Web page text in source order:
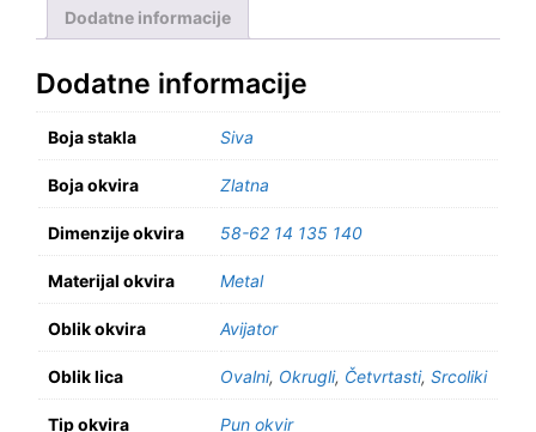
Dodatne informacije
Dodatne informacije
Boja stakla Siva
Boja okvira Zlatna
Dimenzije okvira 58-62 14 135 140
Materijal okvira Metal
Oblik okvira Avijator
Oblik lica Ovalni, Okrugli, Četvrtasti, Srcoliki
Tip okvira Pun okvir